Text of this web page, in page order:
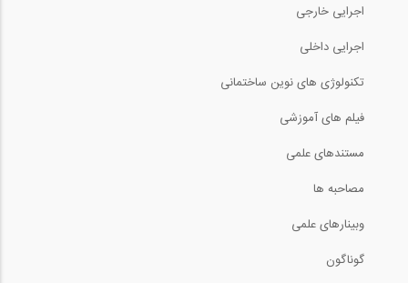
اجرایی خارجی
اجرایی داخلی
تکنولوژی های نوین ساختمانی
فیلم های آموزشی
مستندهای علمی
مصاحبه ها
وبینارهای علمی
گوناگون